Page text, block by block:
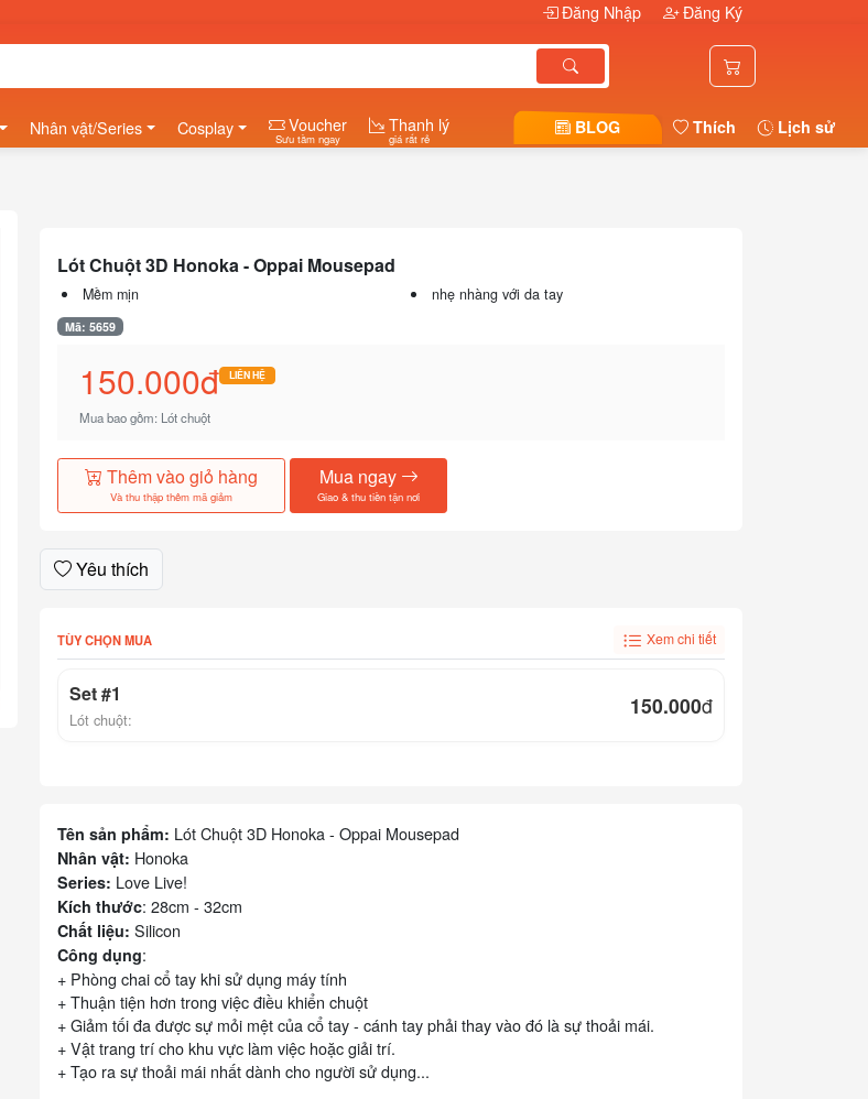
Đăng Nhập Đăng Ký
Nhân vật/Series Cosplay Voucher
Sưu tầm ngay
Thanh lý
giá rất rẻ
BLOG Thích Lịch sử
Lót Chuột 3D Honoka - Oppai Mousepad
Mềm mịn nhẹ nhàng với da tay
Mã: 5659
150.000đ LIÊN HỆ
Mua bao gồm: Lót chuột
Thêm vào giỏ hàng
Và thu thập thêm mã giảm
Mua ngay
Giao & thu tiền tận nơi
Yêu thích
TÙY CHỌN MUA Xem chi tiết
Set #1
Lót chuột:
150.000đ
Tên sản phẩm: Lót Chuột 3D Honoka - Oppai Mousepad
Nhân vật: Honoka
Series: Love Live!
Kích thước: 28cm - 32cm
Chất liệu: Silicon
Công dụng:
+ Phòng chai cổ tay khi sử dụng máy tính
+ Thuận tiện hơn trong việc điều khiển chuột
+ Giảm tối đa được sự mỏi mệt của cổ tay - cánh tay phải thay vào đó là sự thoải mái.
+ Vật trang trí cho khu vực làm việc hoặc giải trí.
+ Tạo ra sự thoải mái nhất dành cho người sử dụng...